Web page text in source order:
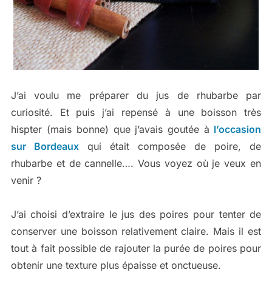
J’ai voulu me préparer du jus de rhubarbe par
curiosité. Et puis j’ai repensé à une boisson très
hispter (mais bonne) que j’avais goutée à l’occasion
sur Bordeauxqui était composée de poire, de
rhubarbe et de cannelle…. Vous voyez où je veux en
venir ?
J’ai choisi d’extraire le jus des poires pour tenter de
conserver une boisson relativement claire. Mais il est
tout à fait possible de rajouter la purée de poires pour
obtenir une texture plus épaisse et onctueuse.